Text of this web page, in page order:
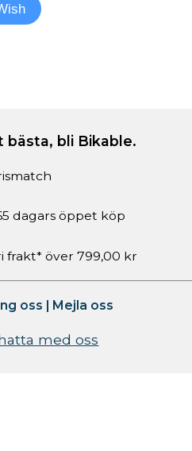
bästa, bli Bikable.
dagars öppet köp
frakt* över 799,00 kr
oss | Mejla oss
med oss